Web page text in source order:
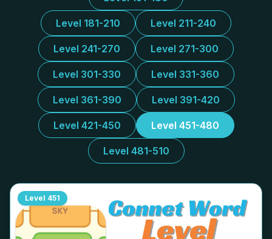
Level 181-210 Level 211-240
Level 241-270 Level 271-300
Level 301-330 Level 331-360
Level 361-390 Level 391-420
Level 421-450 Level 451-480
Level 481-510
Level 451